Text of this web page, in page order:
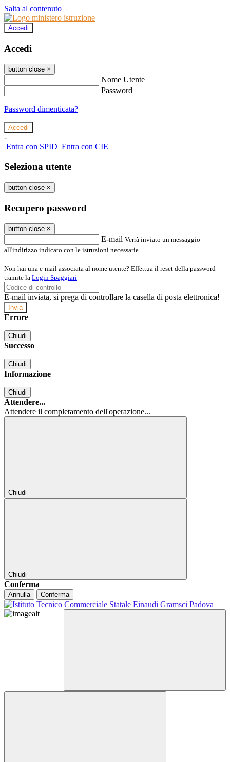
Salta al contenuto
Accedi
Accedi
button close ×
Nome Utente
Password
Password dimenticata?
-
Entra con SPID Entra con CIE
Seleziona utente
button close ×
Recupero password
button close ×
E-mail Verrà inviato un messaggio
all'indirizzo indicato con le istruzioni necessarie.
Non hai una e-mail associata al nome utente? Effettua il reset della password
tramite la Login Spaggiari
E-mail inviata, si prega di controllare la casella di posta elettronica!
Errore
Chiudi
Successo
Chiudi
Informazione
Chiudi
Attendere...
Attendere il completamento dell'operazione...
Chiudi
Chiudi
Conferma
Annulla Conferma